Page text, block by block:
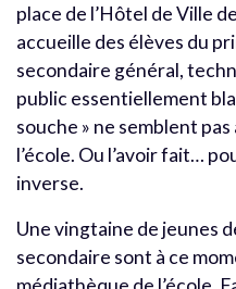
place de l’Hôtel de Ville
accueille des élèves du
secondaire général,
public essentiellement
souche » ne semblent
l’école. Ou l’avoir fait…
inverse.
Une vingtaine de jeunes
secondaire sont à ce